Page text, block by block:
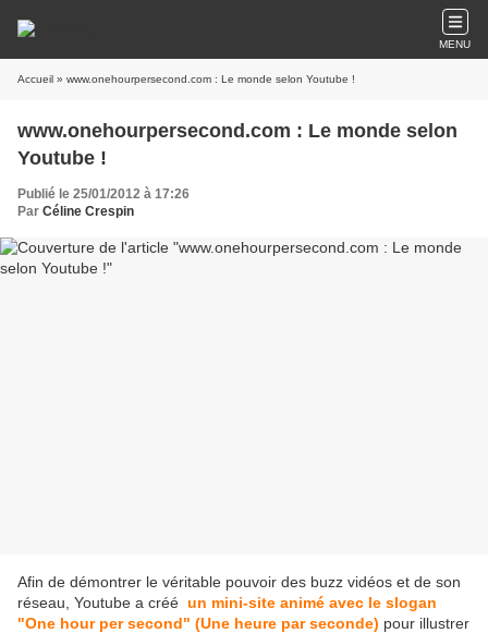
MENU
Accueil » www.onehourpersecond.com : Le monde selon Youtube !
www.onehourpersecond.com : Le monde selon
Youtube !
Publié le 25/01/2012 à 17:26
Par Céline Crespin
Afin de démontrer le véritable pouvoir des buzz vidéos et de son
réseau, Youtube a créé un mini-site animé avec le slogan
"One hour per second" (Une heure par seconde) pour illustrer